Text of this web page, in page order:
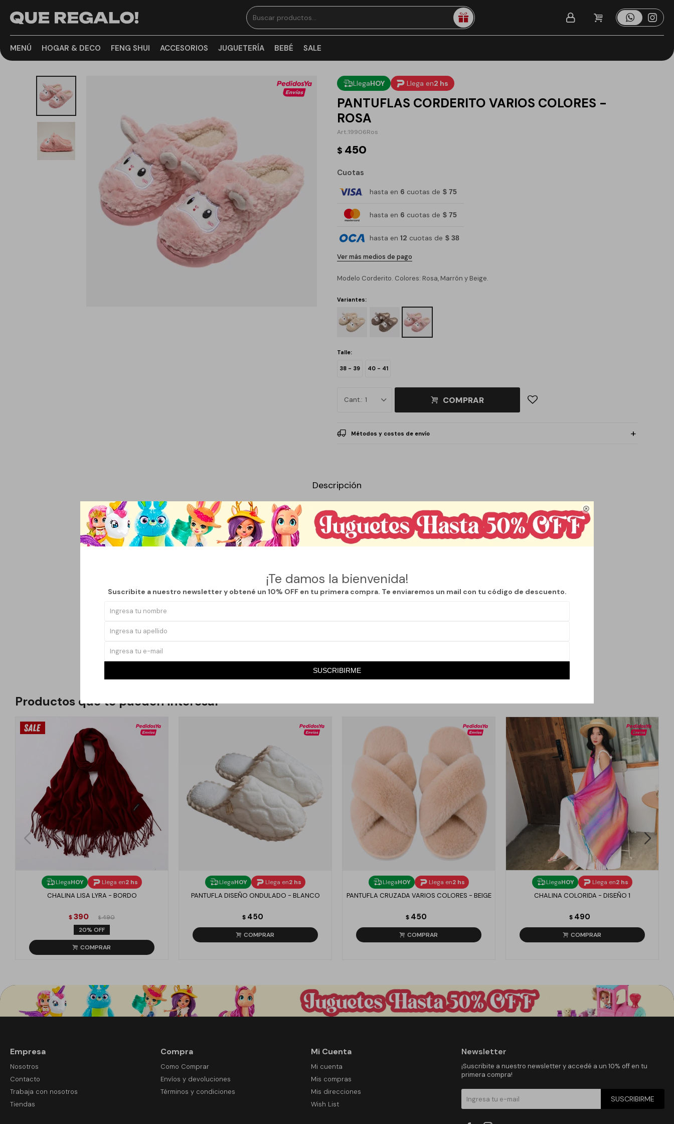

¡Te damos la bienvenida!
Suscribite a nuestro newsletter y obtené un 10% OFF en tu primera compra. Te enviaremos un mail con tu código de descuento.
SUSCRIBIRME
MENÚ HOGAR & DECO FENG SHUI ACCESORIOS JUGUETERÍA BEBÉ SALE
LlegaHOY Llega en2 hs
PANTUFLAS CORDERITO VARIOS COLORES -
ROSA
19906Ros
$ 450
Cuotas
hasta en 6 cuotas de $ 75
hasta en 6 cuotas de $ 75
hasta en 12 cuotas de $ 38
Ver más medios de pago
Modelo Corderito. Colores: Rosa, Marrón y Beige.
Variantes:
Talle:
38 - 39 40 - 41
1 COMPRAR
Métodos y costos de envío
Descripción
Las pantuflas Corderito son la definición perfecta de comodidad y estilo. Confeccionadas con materiales suaves y
acogedores. Su diseño pensado para el hogar asegura que cada usuario disfrute de un calzado ligero y fácil de
color neutro permite combinarlas con diferentes atuendos, haciendo que sean un complemento versátil en tu
armario. El modelo Corderito se destaca por su excelente acabado y durabilidad, garantizando un uso prolongado.
Estas pantuflas no solo son funcionales, sino que también aportan un toque acogedor a cualquier espacio.
valoran la calidad y el diseño.
Productos que te pueden interesar
LlegaHOY Llega en2 hs
CHALINA LISA LYRA - BORDO
$390 $ 490
20
LlegaHOY Llega en2 hs
PANTUFLA DISEÑO ONDULADO - BLANCO
$ 450
LlegaHOY Llega en2 hs
PANTUFLA CRUZADA VARIOS COLORES - BEIGE
$ 450
LlegaHOY Llega en2 hs
CHALINA COLORIDA - DISEÑO 1
$ 490
Empresa
Nosotros
Contacto
Trabaja con nosotros
Tiendas
Compra
Como Comprar
Envíos y devoluciones
Términos y condiciones
Mi Cuenta
Mi cuenta
Mis compras
Mis direcciones
Wish List
Newsletter
¡Suscribite a nuestro newsletter y accedé a un 10% off en tu
primera compra!
SUSCRIBIRME